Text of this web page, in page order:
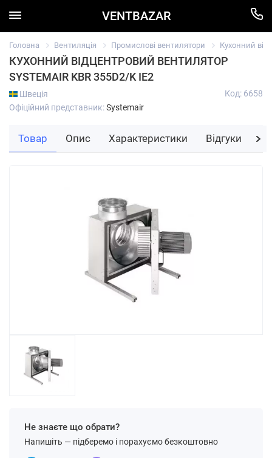
VENTBAZAR
Головна Вентиляція Промислові вентилятори Кухонний
КУХОННИЙ ВІДЦЕНТРОВИЙ ВЕНТИЛЯТОР
SYSTEMAIR KBR 355D2/K IE2
Швеція
Офіційний представник:Systemair
Код: 6658
Не знаєте що обрати?
Напишіть — підберемо і порахуємо безкоштовно
Товар Опис Характеристики Відгуки